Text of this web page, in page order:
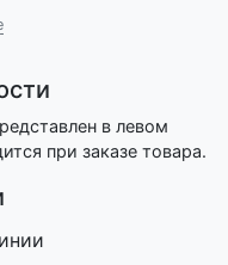
в левом
при заказе товара.